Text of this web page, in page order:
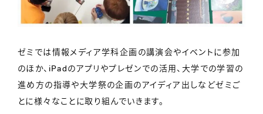
ゼミでは情報メディア学科企画の講演会やイベントに参加
のほか、iPadのアプリやプレゼンでの活用、大学での学習の
進め方の指導や大学祭の企画のアイディア出しなどゼミご
とに様々なことに取り組んでいきます。